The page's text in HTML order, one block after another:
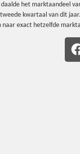
het marktaandeel
kwartaal van dit
naar exact hetzelfde